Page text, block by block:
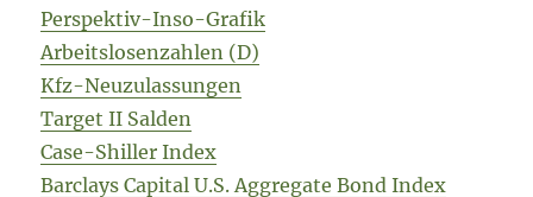
Perspektiv-Inso-Grafik
Arbeitslosenzahlen (D)
Kfz-Neuzulassungen
Target II Salden
Case-Shiller Index
Barclays Capital U.S. Aggregate Bond Index